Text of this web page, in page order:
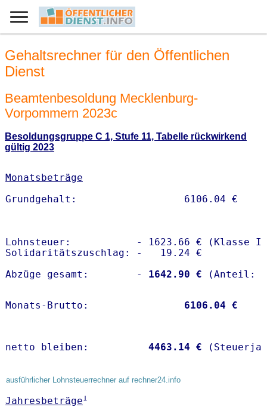
Gehaltsrechner für den Öffentlichen
Dienst
Beamtenbesoldung Mecklenburg-
Vorpommern 2023c
Besoldungsgruppe C 1, Stufe 11, Tabelle rückwirkend
gültig 2023
Monatsbeträge
Lohnsteuer:           - 1623.66 € (Klasse I)
Solidaritätszuschlag: -   19.24 €
Abzüge gesamt:        -
1642.90 €
Monats-Brutto: 6106.04 €
netto bleiben: 4463.14 €
ausführlicher Lohnsteuerrechner auf rechner24.info
Jahresbeträge1